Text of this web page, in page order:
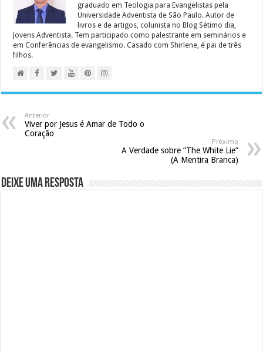
graduado em Teologia para Evangelistas pela
Universidade Adventista de São Paulo. Autor de
livros e de artigos, colunista no Blog Sétimo dia,
Jovens Adventista. Tem participado como palestrante em seminários e
em Conferências de evangelismo. Casado com Shirlene, é pai de três
filhos.
Anterior
Viver por Jesus é Amar de Todo o
Coração
Próximo
A Verdade sobre ”The White Lie”
(A Mentira Branca)
Deixe uma resposta